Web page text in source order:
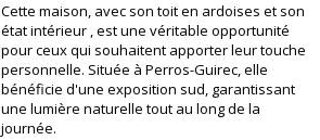
Cette maison, avec son toit en ardoises et son
état intérieur , est une véritable opportunité
pour ceux qui souhaitent apporter leur touche
personnelle. Située à Perros-Guirec, elle
bénéficie d'une exposition sud, garantissant
une lumière naturelle tout au long de la
journée.